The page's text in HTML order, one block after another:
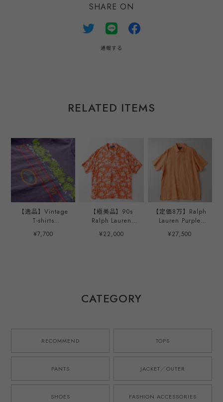
SHARE ON
通報する
RELATED ITEMS
【逸品】Vintage
T-shirts
"ST.THOMAS"
made in USA Tee
¥7,700
【極美品】90s
Ralph Lauren
special rayon
open collar shirt
オープンカラー シ
XL オレンジ/黒 サ
¥22,000
【定価8万】Ralph
Lauren Purple
Label special
linen shirt S/S
¥27,500
CATEGORY
RECOMMEND TOPS
PANTS JACKET／OUTER
SHOES FASHION ACCESSORIES